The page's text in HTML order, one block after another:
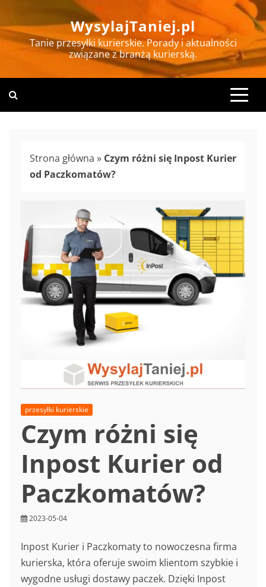
to
content
WysylajTaniej.pl
Tanie przesyłki kurierskie. Porady i aktualności
związane z branżą kurierską.
Strona główna » Czym różni się Inpost Kurier
od Paczkomatów?
przesyłki kurierskie
Czym różni się
Inpost Kurier od
Paczkomatów?
2023-05-04
Inpost Kurier i Paczkomaty to nowoczesna firma
kurierska, która oferuje swoim klientom szybkie i
wygodne usługi dostawy paczek. Dzięki Inpost